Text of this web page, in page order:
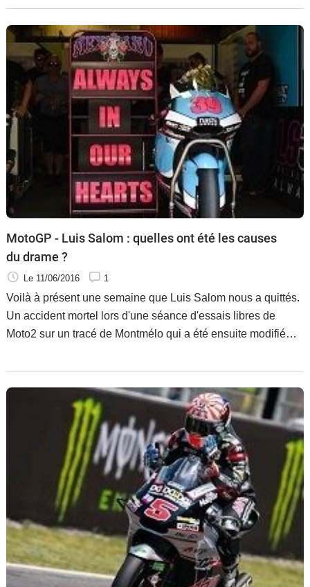
séance d'essais libres du Grand Prix de Catalogne de
Moto2.
MotoGP - Luis Salom : quelles ont été les causes
du drame ?
Le 11/06/2016 1
Voilà à présent une semaine que Luis Salom nous a quittés.
Un accident mortel lors d'une séance d'essais libres de
Moto2 sur un tracé de Montmélo qui a été ensuite modifié
Après l'émotion vient la recherche des causes et les raisons
du drame.